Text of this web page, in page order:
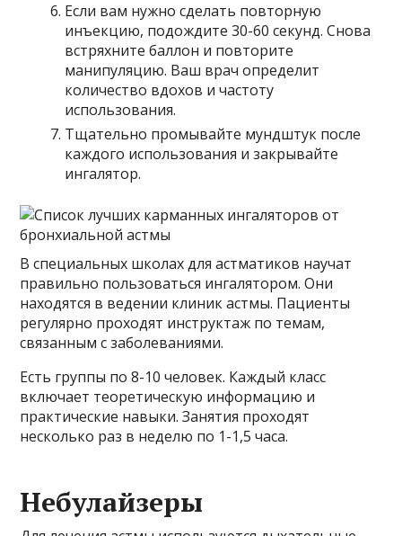
Если вам нужно сделать повторную
инъекцию, подождите 30-60 секунд. Снова
встряхните баллон и повторите
манипуляцию. Ваш врач определит
количество вдохов и частоту
использования.
Тщательно промывайте мундштук после
каждого использования и закрывайте
ингалятор.
В специальных школах для астматиков научат
правильно пользоваться ингалятором. Они
находятся в ведении клиник астмы. Пациенты
регулярно проходят инструктаж по темам,
связанным с заболеваниями.
Есть группы по 8-10 человек. Каждый класс
включает теоретическую информацию и
практические навыки. Занятия проходят
несколько раз в неделю по 1-1,5 часа.
Небулайзеры